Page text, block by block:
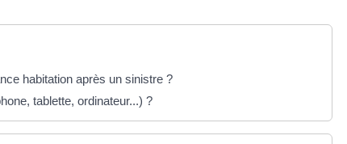
habitation après un sinistre ?
tablette, ordinateur...) ?